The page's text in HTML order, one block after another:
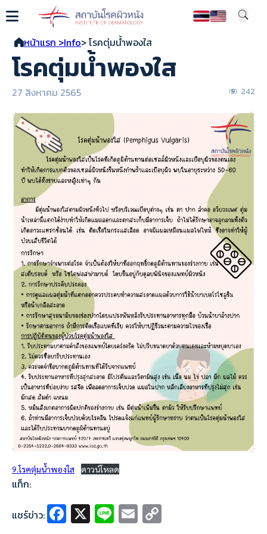
หน้าแรก >Info> โรคตุ่มน้ำพองใส
โรคตุ่มน้ำพองใส
27 สิงหาคม 2565 242
9.โรคตุ่มน้ำพองใส ดาวน์โหลด
แท็ก:
แชร์ข่าว: Fa X Li E